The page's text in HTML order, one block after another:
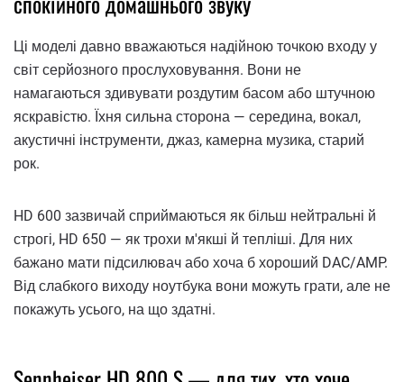
Ці моделі давно вважаються надійною точкою входу у
світ серйозного прослуховування. Вони не
намагаються здивувати роздутим басом або штучною
яскравістю. Їхня сильна сторона — середина, вокал,
акустичні інструменти, джаз, камерна музика, старий
рок.
HD 600 зазвичай сприймаються як більш нейтральні й
строгі, HD 650 — як трохи м'якші й тепліші. Для них
бажано мати підсилювач або хоча б хороший DAC/AMP.
Від слабкого виходу ноутбука вони можуть грати, але не
покажуть усього, на що здатні.